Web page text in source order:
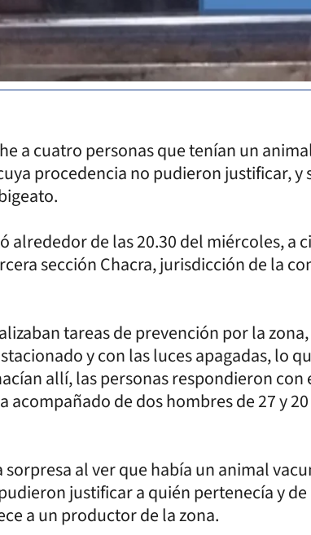
a cuatro personas que tenían un
procedencia no pudieron justificar, y
alrededor de las 20.30 del miércoles, a
sección Chacra, jurisdicción de la
tareas de prevención por la
y con las luces apagadas, lo
allí, las personas respondieron con
acompañado de dos hombres de 27 y
al ver que había un animal
justificar a quién pertenecía y
a un productor de la zona.